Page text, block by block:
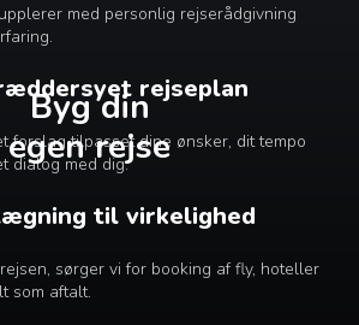
Byg din
egen rejse
med personlig rejserådgivning
rejseplan
forslag tilpasset dine ønsker, dit tempo
dialog med dig.
til virkelighed
sørger vi for booking af fly, hoteller
som aftalt.